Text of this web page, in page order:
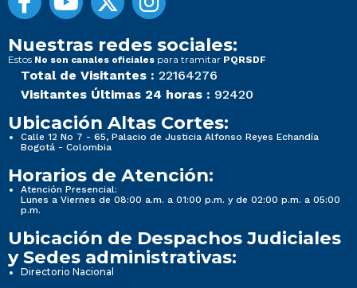
Nuestras redes sociales:
Estos No son canales oficiales para tramitar PQRSDF
Total de Visitantes : 22164276
Visitantes Últimas 24 horas : 92420
Ubicación Altas Cortes:
Calle 12 No 7 - 65, Palacio de Justicia Alfonso Reyes Echandía
Bogotá - Colombia
Horarios de Atención:
Atención Presencial:
Lunes a Viernes de 08:00 a.m. a 01:00 p.m. y de 02:00 p.m. a 05:00
p.m.
Ubicación de Despachos Judiciales
y Sedes administrativas:
Directorio Nacional